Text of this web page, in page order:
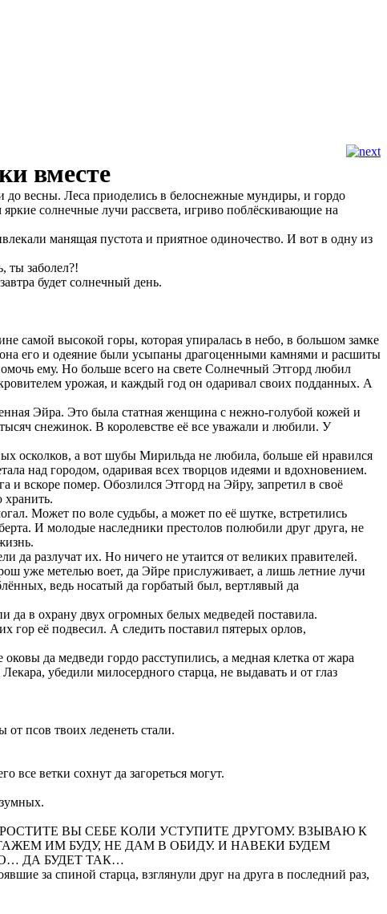
вместе
весны. Леса приоделись в белоснежные мундиры, и гордо
солнечные лучи рассвета, игриво поблёскивающие на
манящая пустота и приятное одиночество. И вот в одну из
ты заболел?!
будет солнечный день.
высокой горы, которая упиралась в небо, в большом замке
его и одеяние были усыпаны драгоценными камнями и расшиты
ему. Но больше всего на свете Солнечный Этгорд любил
урожая, и каждый год он одаривал своих подданных. А
Эйра. Это была статная женщина с нежно-голубой кожей и
снежинок. В королевстве её все уважали и любили. У
осколков, а вот шубы Мирильда не любила, больше ей нравился
над городом, одаривая всех творцов идеями и вдохновением.
и вскоре помер. Обозлился Этгорд на Эйру, запретил в своё
хранить.
Может по воле судьбы, а может по её шутке, встретились
И молодые наследники престолов полюбили друг друга, не
да разлучат их. Но ничего не утаится от великих правителей.
уже метелью воет, да Эйре прислуживает, а лишь летние лучи
ведь носатый да горбатый был, вертлявый да
да в охрану двух огромных белых медведей поставила.
гор её подвесил. А следить поставил пятерых орлов,
да медведи гордо расступились, а медная клетка от жара
убедили милосердного старца, не выдавать и от глаз
от псов твоих леденеть стали.
все ветки сохнут да загореться могут.
ВЫ СЕБЕ КОЛИ УСТУПИТЕ ДРУГОМУ. ВЗЫВАЮ К
ИМ БУДУ, НЕ ДАМ В ОБИДУ. И НАВЕКИ БУДЕМ
ДА БУДЕТ ТАК…
за спиной старца, взглянули друг на друга в последний раз,